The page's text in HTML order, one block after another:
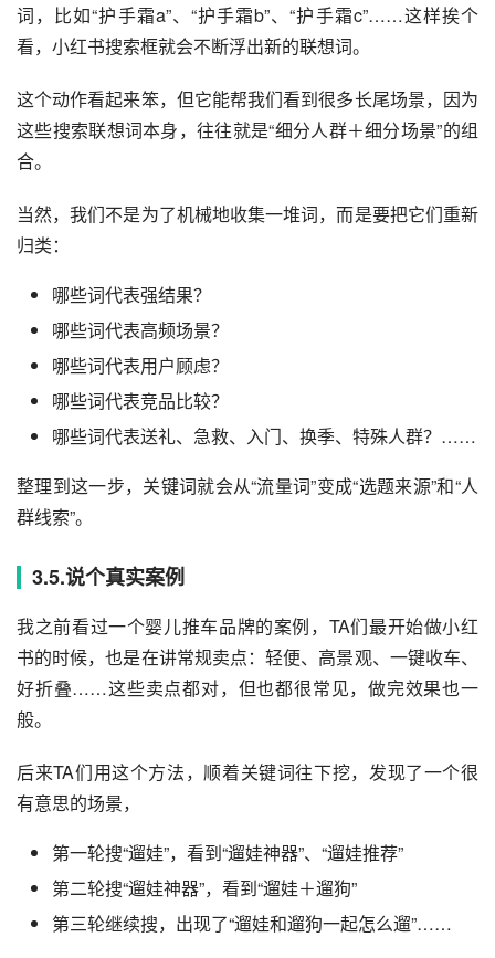
词，比如“护手霜a”、“护手霜b”、“护手霜c”……这样挨个
看，小红书搜索框就会不断浮出新的联想词。
这个动作看起来笨，但它能帮我们看到很多长尾场景，因为
这些搜索联想词本身，往往就是“细分人群＋细分场景”的组
合。
当然，我们不是为了机械地收集一堆词，而是要把它们重新
归类：
哪些词代表强结果？
哪些词代表高频场景？
哪些词代表用户顾虑？
哪些词代表竞品比较？
哪些词代表送礼、急救、入门、换季、特殊人群？……
整理到这一步，关键词就会从“流量词”变成“选题来源”和“人
群线索”。
3.5.说个真实案例
我之前看过一个婴儿推车品牌的案例，TA们最开始做小红
书的时候，也是在讲常规卖点：轻便、高景观、一键收车、
好折叠……这些卖点都对，但也都很常见，做完效果也一
般。
后来TA们用这个方法，顺着关键词往下挖，发现了一个很
有意思的场景，
第一轮搜“遛娃”，看到“遛娃神器”、“遛娃推荐”
第二轮搜“遛娃神器”，看到“遛娃＋遛狗”
第三轮继续搜，出现了“遛娃和遛狗一起怎么遛”……